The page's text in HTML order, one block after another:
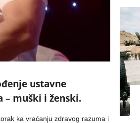
ustavne
muški i ženski.
ka vraćanju zdravog razuma i